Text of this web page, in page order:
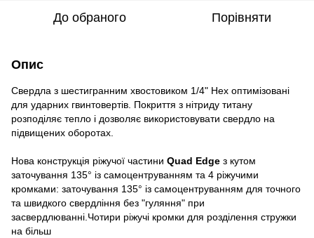
До обраного Порівняти
Опис
Свердла з шестигранним хвостовиком 1/4" Hex оптимізовані
для ударних гвинтовертів. Покриття з нітриду титану
розподіляє тепло і дозволяє використовувати свердло на
підвищених оборотах.
Нова конструкція ріжучої частини Quad Edge з кутом
заточування 135° із самоцентруванням та 4 ріжучими
кромками: заточування 135° із самоцентруванням для точного
та швидкого свердління без "гуляння" при
засвердлюванні.Чотири ріжучі кромки для розділення стружки
на більш